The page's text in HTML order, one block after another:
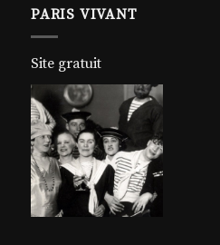
PARIS VIVANT
Site gratuit